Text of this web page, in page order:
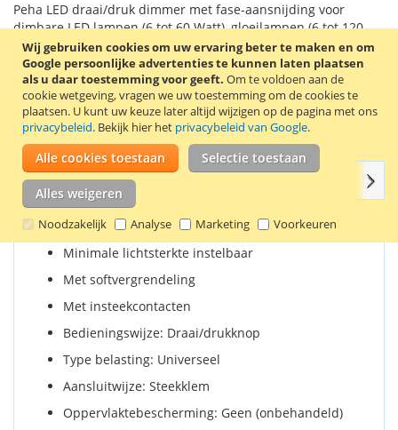
Wij gebruiken cookies om uw ervaring beter te maken en om
Google persoonlijke advertenties te kunnen laten plaatsen
als u daar toestemming voor geeft. Om te voldoen aan de
cookie wetgeving, vragen we uw toestemming om de cookies te
plaatsen. U kunt uw keuze later altijd wijzigen op de pagina met ons
privacybeleid. Bekijk hier het privacybeleid van Google.
Alle cookies toestaan Selectie toestaan
Alles weigeren
Noodzakelijk Analyse Marketing Voorkeuren
Peha LED draai/druk dimmer met fase-aansnijding voor
dimbare LED lampen (6 tot 60 Watt), gloeilampen (6 tot 120
Watt), hoogvolt halogeenlampen (6 tot 120 Watt) en andere
ohmse verbruikers met druk-wisselschakelaar. De dimmer
kan worden gecombineerd met een Peha dimmerknop en
afdekraam (niet meegeleverd), maar is ook universeel
toepasbaar op de meeste afdekkingen van Jung, Gira en
Berker (voor Busch-Jaeger is een as-adapter nodig).
Details Productkenmerken
Minimale lichtsterkte instelbaar
Met softvergrendeling
Met insteekcontacten
Bedieningswijze: Draai/drukknop
Type belasting: Universeel
Aansluitwijze: Steekklem
Oppervlaktebescherming: Geen (onbehandeld)